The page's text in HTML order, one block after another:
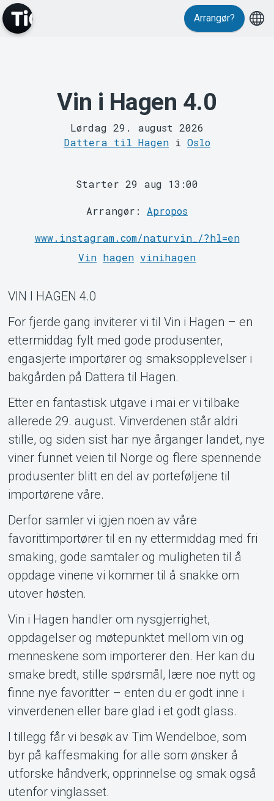
Support
Om Tickster
Arrangør?
Vin i Hagen 4.0
Lørdag 29. august 2026
Dattera til Hagen i Oslo
Starter 29 aug 13:00
Arrangør: Apropos
www.instagram.com/naturvin_/?hl=en
Vin hagen vinihagen
VIN I HAGEN 4.0
For fjerde gang inviterer vi til Vin i Hagen – en
ettermiddag fylt med gode produsenter,
engasjerte importører og smaksopplevelser i
bakgården på Dattera til Hagen.
Etter en fantastisk utgave i mai er vi tilbake
allerede 29. august. Vinverdenen står aldri
stille, og siden sist har nye årganger landet, nye
viner funnet veien til Norge og flere spennende
produsenter blitt en del av porteføljene til
importørene våre.
Derfor samler vi igjen noen av våre
favorittimportører til en ny ettermiddag med fri
smaking, gode samtaler og muligheten til å
oppdage vinene vi kommer til å snakke om
utover høsten.
Vin i Hagen handler om nysgjerrighet,
oppdagelser og møtepunktet mellom vin og
menneskene som importerer den. Her kan du
smake bredt, stille spørsmål, lære noe nytt og
finne nye favoritter – enten du er godt inne i
vinverdenen eller bare glad i et godt glass.
I tillegg får vi besøk av Tim Wendelboe, som
byr på kaffesmaking for alle som ønsker å
utforske håndverk, opprinnelse og smak også
utenfor vinglasset.